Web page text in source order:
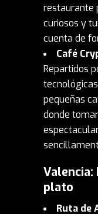
restaurante
curiosos y
cuenta de
Café
Repartidos
pequeñas
donde
Valencia:
plato
Ruta de